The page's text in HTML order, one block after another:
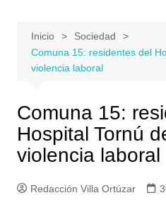
Inicio
Sociedad
Comuna 15: residentes del
violencia laboral
Comuna 15:
Hospital Tornú
violencia laboral
Redacción Villa Ortúzar